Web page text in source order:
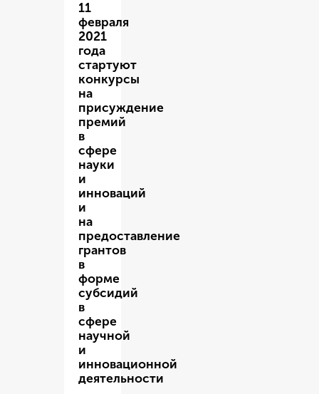
11
февраля
2021
года
стартуют
конкурсы
на
присуждение
премий
в
сфере
науки
и
инноваций
и
на
предоставление
грантов
в
форме
субсидий
в
сфере
научной
и
инновационной
деятельности